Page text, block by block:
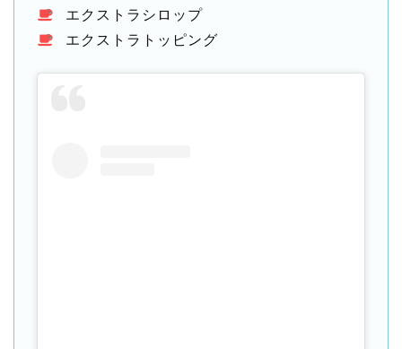
エクストラシロップ
エクストラトッピング